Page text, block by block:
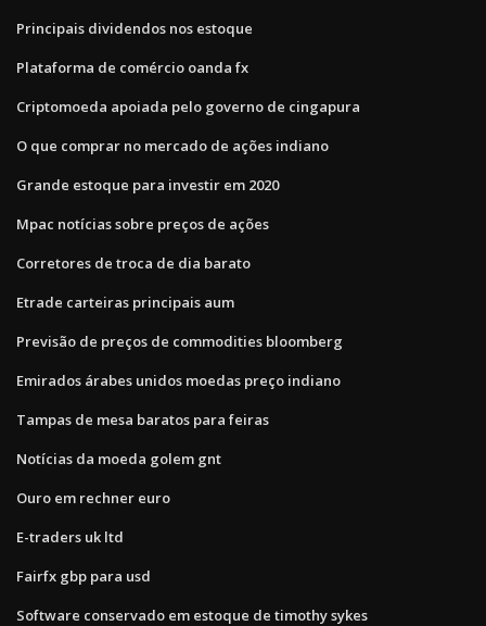
Principais dividendos nos estoque
Plataforma de comércio oanda fx
Criptomoeda apoiada pelo governo de cingapura
O que comprar no mercado de ações indiano
Grande estoque para investir em 2020
Mpac notícias sobre preços de ações
Corretores de troca de dia barato
Etrade carteiras principais aum
Previsão de preços de commodities bloomberg
Emirados árabes unidos moedas preço indiano
Tampas de mesa baratos para feiras
Notícias da moeda golem gnt
Ouro em rechner euro
E-traders uk ltd
Fairfx gbp para usd
Software conservado em estoque de timothy sykes